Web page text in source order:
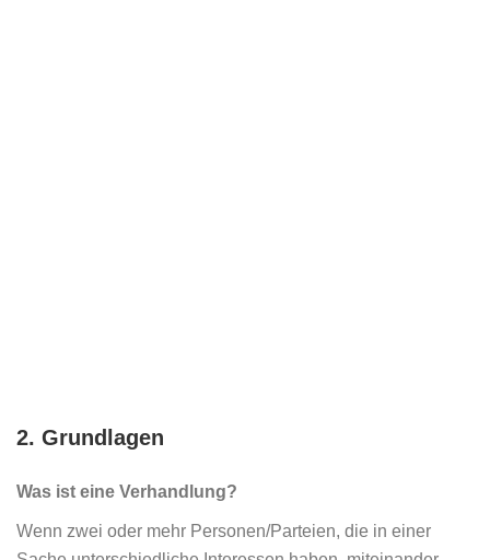
2. Grundlagen
Was ist eine Verhandlung?
Wenn zwei oder mehr Personen/Parteien, die in einer